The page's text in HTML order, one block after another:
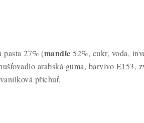
pasta 27% (mandle 52%, cukr, voda,
arabská guma, barvivo E153,
příchuť.